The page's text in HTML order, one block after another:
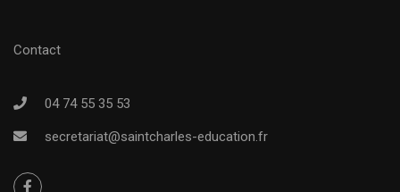
Contact
04 74 55 35 53
secretariat@saintcharles-education.fr